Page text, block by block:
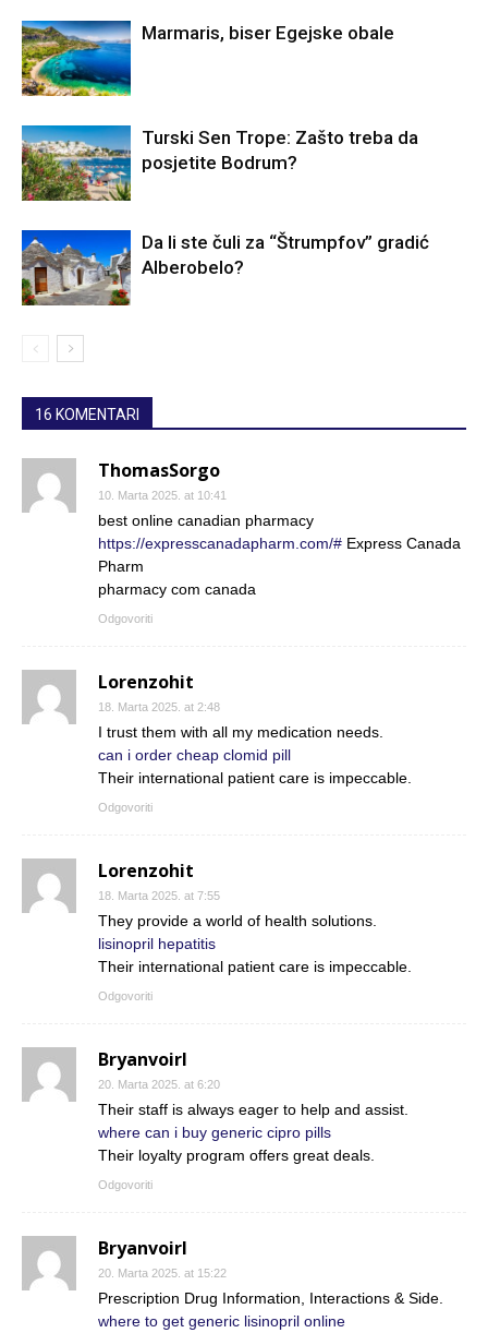
Marmaris, biser Egejske obale
Turski Sen Trope: Zašto treba da
posjetite Bodrum?
Da li ste čuli za “Štrumpfov” gradić
Alberobelo?
16 KOMENTARI
ThomasSorgo
10. Marta 2025. at 10:41
best online canadian pharmacy
https://expresscanadapharm.com/# Express Canada
Pharm
pharmacy com canada
Odgovoriti
Lorenzohit
18. Marta 2025. at 2:48
I trust them with all my medication needs.
can i order cheap clomid pill
Their international patient care is impeccable.
Odgovoriti
Lorenzohit
18. Marta 2025. at 7:55
They provide a world of health solutions.
lisinopril hepatitis
Their international patient care is impeccable.
Odgovoriti
Bryanvoirl
20. Marta 2025. at 6:20
Their staff is always eager to help and assist.
where can i buy generic cipro pills
Their loyalty program offers great deals.
Odgovoriti
Bryanvoirl
20. Marta 2025. at 15:22
Prescription Drug Information, Interactions & Side.
where to get generic lisinopril online